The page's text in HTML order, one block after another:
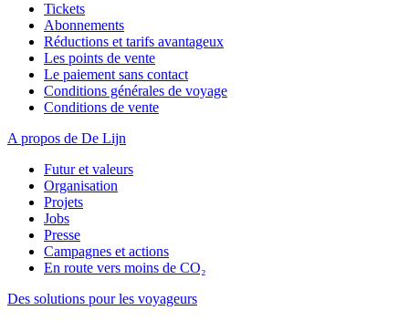
Tickets
Abonnements
Réductions et tarifs avantageux
Les points de vente
Le paiement sans contact
Conditions générales de voyage
Conditions de vente
A propos de De Lijn
Futur et valeurs
Organisation
Projets
Jobs
Presse
Campagnes et actions
En route vers moins de CO₂
Des solutions pour les voyageurs